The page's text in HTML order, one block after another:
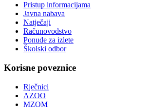
Pristup informacijama
Javna nabava
Natječaji
Računovodstvo
Ponude za izlete
Školski odbor
Korisne poveznice
Rječnici
AZOO
MZOM